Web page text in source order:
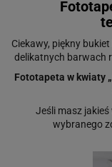
Ciekawy, piękny
delikatnych barwach
Fototapeta w kwiaty
Jeśli masz
wybranego